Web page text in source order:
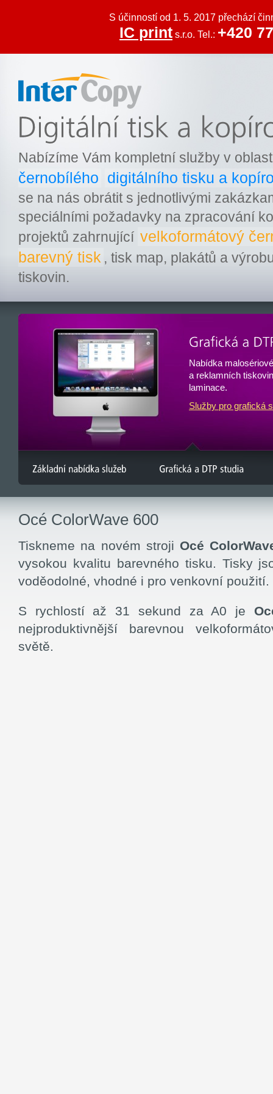
Inter Copy
Nabízíme Vám kompletní služby v
černobílého digitálního tisku a
se na nás obrátit s jednotlivými
speciálními požadavky na zpracování
projektů zahrnující velkoformátový
barevný tisk , tisk map, plakátů a
tiskovin.
Nabídka
a reklamních
laminace.
Služby pro grafická
Xerox Dealer
Océ ColorWave 600
Tiskneme na novém stroji Océ
vysokou kvalitu barevného tisku. Tisky
voděodolné, vhodné i pro venkovní použití.
S rychlostí až 31 sekund za A0 je
nejproduktivnější barevnou
světě.
S účinností od 1. 5. 2017 přechází
IC print s.r.o. Tel.: +420